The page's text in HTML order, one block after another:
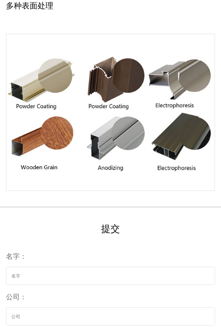
多种表面处理
提交
名字：
公司：